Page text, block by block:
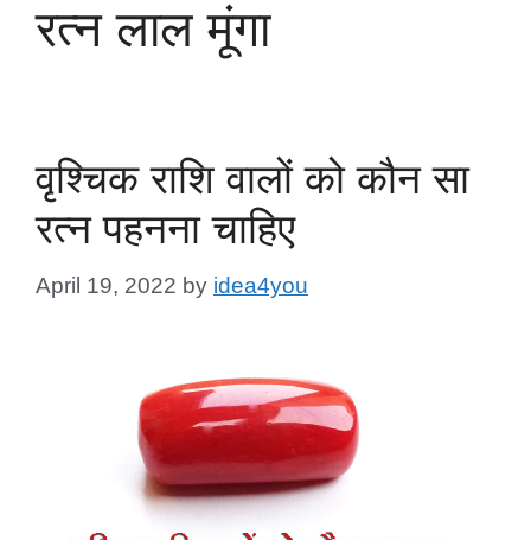
रत्न लाल मूंगा
वृश्चिक राशि वालों को कौन सा
रत्न पहनना चाहिए
April 19, 2022 by idea4you